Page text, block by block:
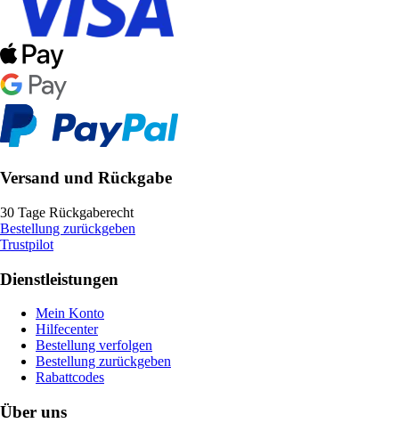
Versand und Rückgabe
30 Tage Rückgaberecht
Bestellung zurückgeben
Trustpilot
Dienstleistungen
Mein Konto
Hilfecenter
Bestellung verfolgen
Bestellung zurückgeben
Rabattcodes
Über uns